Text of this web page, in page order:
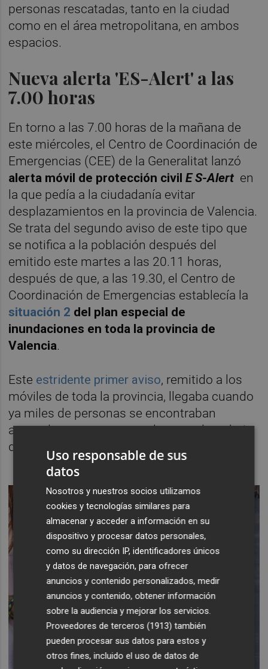
personas rescatadas, tanto en la ciudad
como en el área metropolitana, en ambos
espacios.
Nueva alerta 'ES-Alert' a las
7.00 horas
En torno a las 7.00 horas de la mañana de
este miércoles, el Centro de Coordinación de
Emergencias (CEE) de la Generalitat lanzó
alerta móvil de protección civilE S-Alert en
la que pedía a la ciudadanía evitar
desplazamientos en la provincia de Valencia.
Se trata del segundo aviso de este tipo que
se notifica a la población después del
emitido este martes a las 20.11 horas,
después de que, a las 19.30, el Centro de
Coordinación de Emergencias establecía la
situación 2 del plan especial de
inundaciones en toda la provincia de
Valencia.
Este estridente primer aviso, remitido a los
móviles de toda la provincia, llegaba cuando
ya miles de personas se encontraban
atrapadas en carreteras o lugares de trabajo
de los que no habían podido salir.
Uso responsable de sus
datos
Nosotros y nuestros socios utilizamos
cookies y tecnologías similares para
almacenar y acceder a información en su
dispositivo y procesar datos personales,
como su dirección IP, identificadores únicos
y datos de navegación, para ofrecer
anuncios y contenido personalizados, medir
anuncios y contenido, obtener información
sobre la audiencia y mejorar los servicios.
Proveedores de terceros (1913) también
pueden procesar sus datos para estos y
otros fines, incluido el uso de datos de